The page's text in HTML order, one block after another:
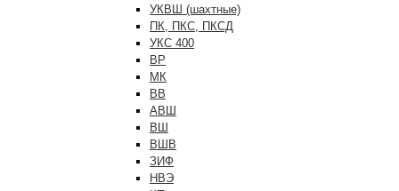
УКВШ (шахтные)
ПК, ПКС, ПКСД
УКС 400
ВР
МК
ВВ
АВШ
ВШ
ВШВ
ЗИФ
НВЭ